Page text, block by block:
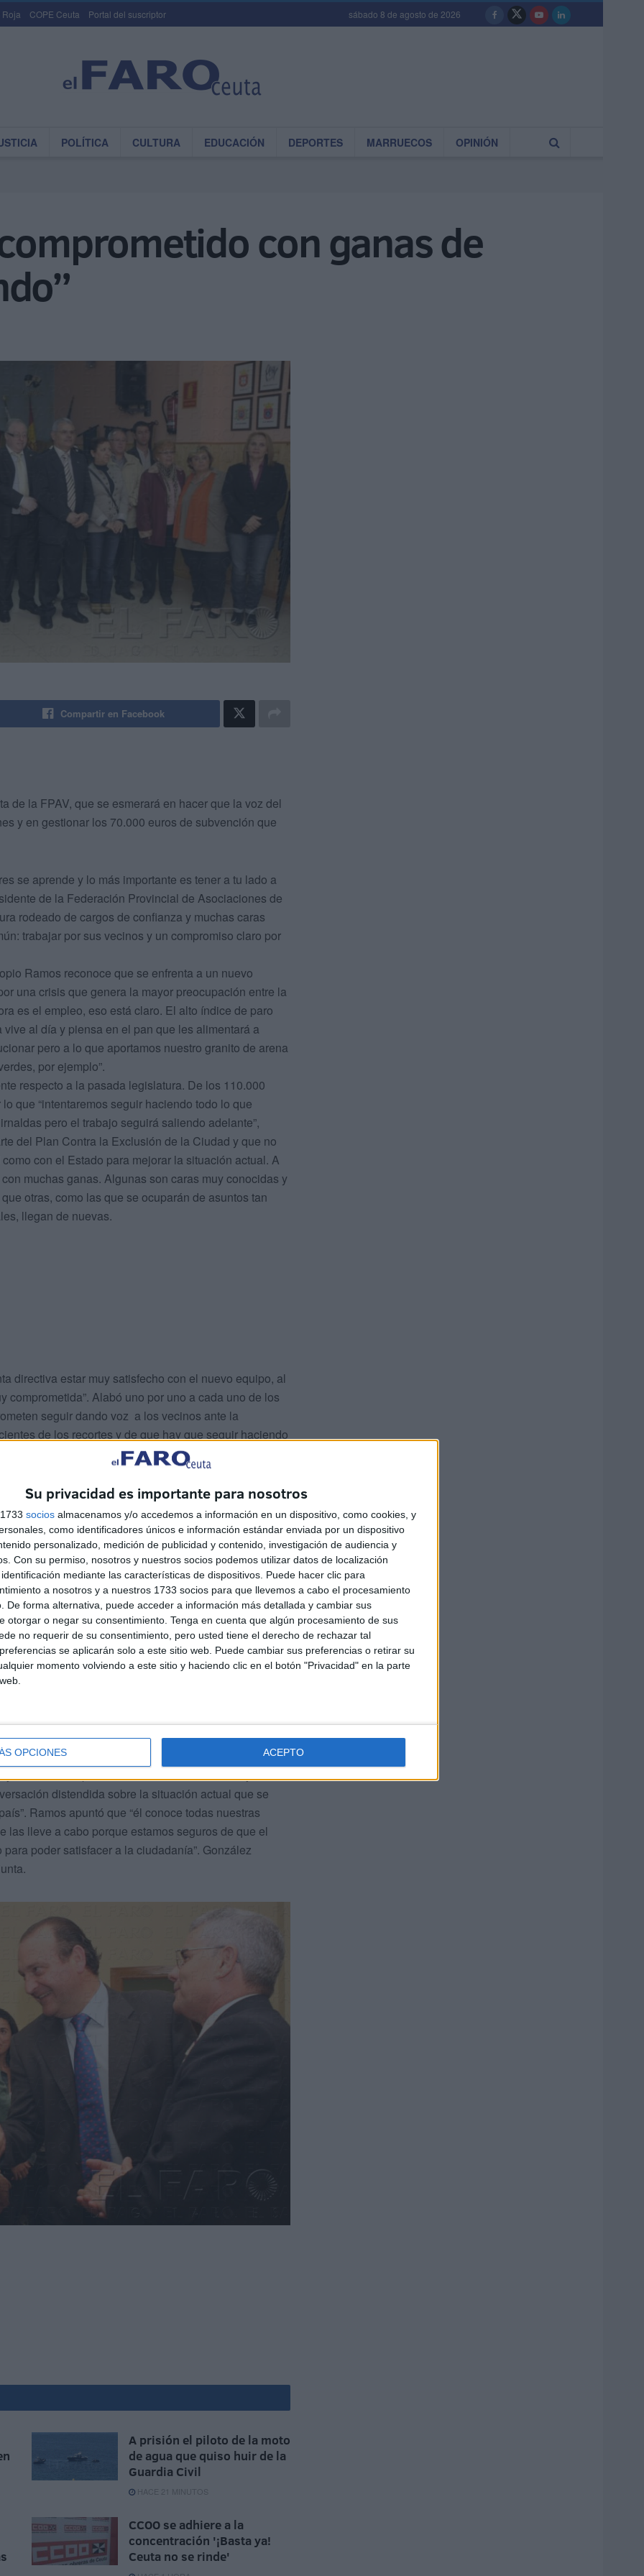
Su privacidad es importante para nosotros
socios almacenamos y/o accedemos a información en un dispositivo, como cookies, y
como identificadores únicos e información estándar enviada por un dispositivo
personalizado, medición de publicidad y contenido, investigación de audiencia y
Con su permiso, nosotros y nuestros socios podemos utilizar datos de localización
mediante las características de dispositivos. Puede hacer clic para
a nosotros y a nuestros 1733 socios para que llevemos a cabo el procesamiento
De forma alternativa, puede acceder a información más detallada y cambiar sus
otorgar o negar su consentimiento. Tenga en cuenta que algún procesamiento de sus
no requerir de su consentimiento, pero usted tiene el derecho de rechazar tal
se aplicarán solo a este sitio web. Puede cambiar sus preferencias o retirar su
momento volviendo a este sitio y haciendo clic en el botón "Privacidad" en la parte
OPCIONES ACEPTO
Roja COPE Ceuta Portal del suscriptor sábado 8 de agosto de 2026
POLÍTICA CULTURA EDUCACIÓN DEPORTES MARRUECOS OPINIÓN
con ganas de
Compartir en Facebook
de la FPAV, que se esmerará en hacer que la voz del
y en gestionar los 70.000 euros de subvención que
se aprende y lo más importante es tener a tu lado a
de la Federación Provincial de Asociaciones de
rodeado de cargos de confianza y muchas caras
trabajar por sus vecinos y un compromiso claro por
Ramos reconoce que se enfrenta a un nuevo
una crisis que genera la mayor preocupación entre la
es el empleo, eso está claro. El alto índice de paro
al día y piensa en el pan que les alimentará a
pero a lo que aportamos nuestro granito de arena
por ejemplo”.
respecto a la pasada legislatura. De los 110.000
que “intentaremos seguir haciendo todo lo que
pero el trabajo seguirá saliendo adelante”,
del Plan Contra la Exclusión de la Ciudad y que no
con el Estado para mejorar la situación actual. A
muchas ganas. Algunas son caras muy conocidas y
otras, como las que se ocuparán de asuntos tan
llegan de nuevas.
directiva estar muy satisfecho con el nuevo equipo, al
comprometida”. Alabó uno por uno a cada uno de los
seguir dando voz a los vecinos ante la
de los recortes y de que hay que seguir haciendo
objetivos, el Plan Aparca, el IV Plan de Barriadas y
ciudadano una herramienta que canalice sus
imaginación y tenemos que seguir mejorando”.
González, es un viejo conocido para el movimiento
destacó como “muy por la labor de mejorar las cosas,
Durante la presentación oficial de la nueva junta
distendida sobre la situación actual que se
Ramos apuntó que “él conoce todas nuestras
las lleve a cabo porque estamos seguros de que el
poder satisfacer a la ciudadanía”. González
A prisión el piloto de la moto
de agua que quiso huir de la
Guardia Civil
HACE 21 MINUTOS
CCOO se adhiere a la
concentración '¡Basta ya!
Ceuta no se rinde'